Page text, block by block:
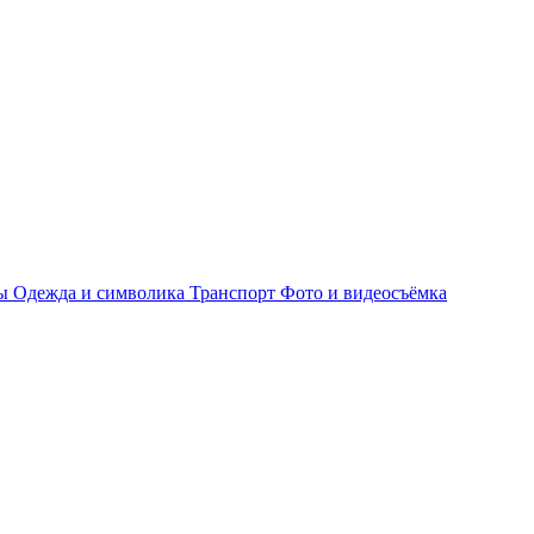
Одежда и символика Транспорт Фото и видеосъёмка